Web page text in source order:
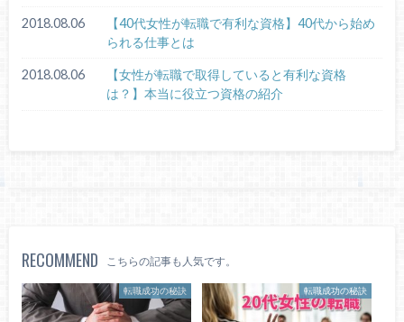
2018.08.06
【40代女性が転職で有利な資格】40代から始め
られる仕事とは
2018.08.06
【女性が転職で取得していると有利な資格
は？】本当に役立つ資格の紹介
RECOMMEND こちらの記事も人気です。
転職成功の秘訣 転職成功の秘訣